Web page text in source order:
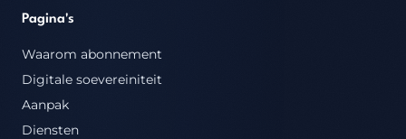
Pagina's
Waarom abonnement
Digitale soevereiniteit
Aanpak
Diensten